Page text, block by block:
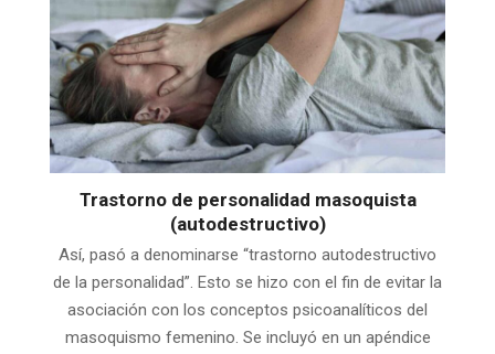
Trastorno de personalidad masoquista
(autodestructivo)
Así, pasó a denominarse “trastorno autodestructivo
de la personalidad”. Esto se hizo con el fin de evitar la
asociación con los conceptos psicoanalíticos del
masoquismo femenino. Se incluyó en un apéndice